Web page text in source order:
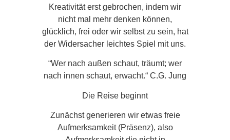
Kreativität erst gebrochen, indem wir
nicht mal mehr denken können,
glücklich, frei oder wir selbst zu sein, hat
der Widersacher leichtes Spiel mit uns.
“Wer nach außen schaut, träumt; wer
nach innen schaut, erwacht.“ C.G. Jung
Die Reise beginnt
Zunächst generieren wir etwas freie
Aufmerksamkeit (Präsenz), also